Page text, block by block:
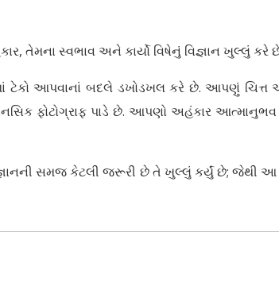
તેમના સ્વભાવ અને કાર્યો વિષેનું વિજ્ઞાન ખુલ્લું કરે
ટેકો આપવાનાં બદલે ડખોડખલ કરે છે. આપણું
ફોટોગ્રાફ પાડે છે. આપણો અહંકાર
સમજ કેટલી જરૂરી છે તે ખુલ્લું કર્યું છે; જેથી